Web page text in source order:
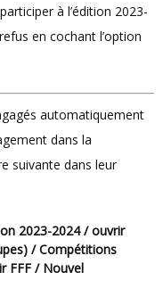
à l’édition 2023-
en cochant l’option
automatiquement
dans la
suivante dans leur
2023-2024 / ouvrir
/ Compétitions
FFF / Nouvel